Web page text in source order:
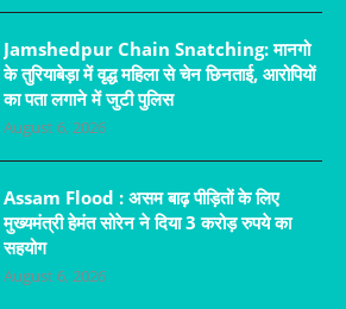
Jamshedpur Chain Snatching: मानगो
के तुरियाबेड़ा में वृद्ध महिला से चेन छिनताई, आरोपियों
का पता लगाने में जुटी पुलिस
August 6, 2026
Assam Flood : असम बाढ़ पीड़ितों के लिए
मुख्यमंत्री हेमंत सोरेन ने दिया 3 करोड़ रुपये का
सहयोग
August 6, 2026